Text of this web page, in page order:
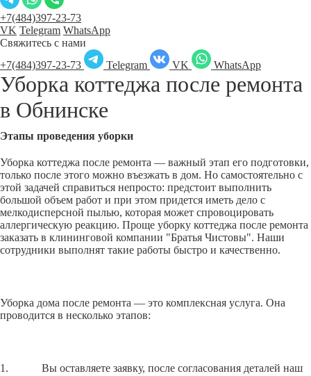
+7(484)397-23-73
VK Telegram WhatsApp
Свяжитесь с нами
+7(484)397-23-73
Telegram VK WhatsApp
Уборка коттеджа после ремонта
в Обнинске
Этапы проведения уборки
Уборка коттеджа после ремонта — важный этап его подготовки,
только после этого можно въезжать в дом. Но самостоятельно с
этой задачей справиться непросто: предстоит выполнить
большой объем работ и при этом придется иметь дело с
мелкодисперсной пылью, которая может спровоцировать
аллергическую реакцию. Проще уборку коттеджа после ремонта
заказать в клининговой компании "Братья Чистовы". Наши
сотрудники выполнят такие работы быстро и качественно.
Уборка дома после ремонта — это комплексная услуга. Она
проводится в несколько этапов:
1. Вы оставляете заявку, после согласования деталей наш